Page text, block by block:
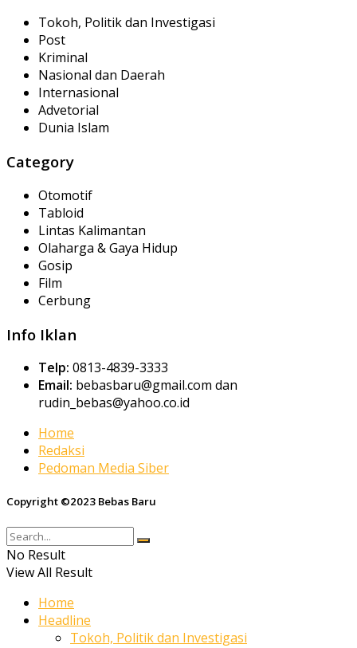
Tokoh, Politik dan Investigasi
Post
Kriminal
Nasional dan Daerah
Internasional
Advetorial
Dunia Islam
Category
Otomotif
Tabloid
Lintas Kalimantan
Olaharga & Gaya Hidup
Gosip
Film
Cerbung
Info Iklan
Telp: 0813-4839-3333
Email: bebasbaru@gmail.com dan
rudin_bebas@yahoo.co.id
Home
Redaksi
Pedoman Media Siber
Copyright ©2023 Bebas Baru
No Result
View All Result
Home
Headline
Tokoh, Politik dan Investigasi